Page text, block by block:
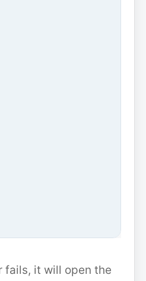
fails, it will open the